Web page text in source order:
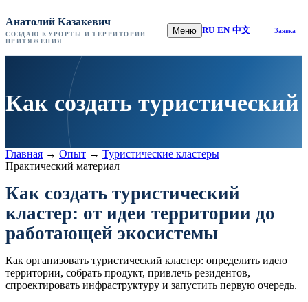
Анатолий Казакевич
СОЗДАЮ КУРОРТЫ И ТЕРРИТОРИИ
ПРИТЯЖЕНИЯ
Меню RU·EN·中文 Заявка
Как создать туристический
Главная → Опыт → Туристические кластеры
Практический материал
Как создать туристический
кластер: от идеи территории до
работающей экосистемы
Как организовать туристический кластер: определить идею
территории, собрать продукт, привлечь резидентов,
спроектировать инфраструктуру и запустить первую очередь.